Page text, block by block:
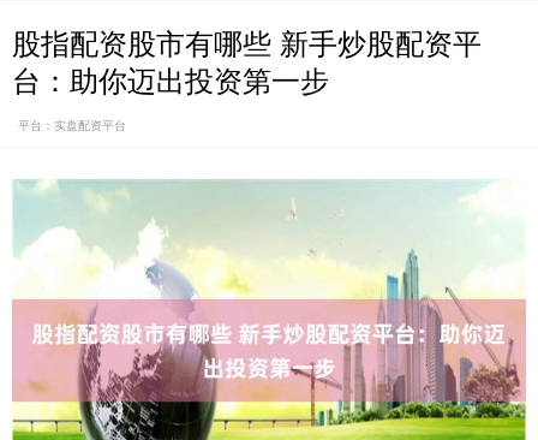
股指配资股市有哪些 新手炒股配资平
台：助你迈出投资第一步
平台：实盘配资平台